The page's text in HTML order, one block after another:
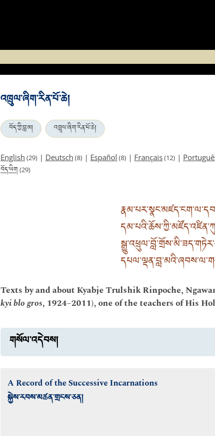
འཁྲུལ་ཞིག་རིན་པོ་ཆེ།
བོད་ཀྱི་བླ་མ། འཁྲུལ་ཞིག་རིན་པོ་ཆེ།
English (29) | Deutsch (8) | Español (8) | Français(12) |
བོད་ཡིག (29)
Texts by and about Kyabje Trulshik Rinpoche,
kyi blo gros, 1924–2011), one of the teachers of His
གསོལ་འདེབས།
A Record of the Successive Incarnations
སྐྱེས་རབས་མཚན་གྲངས་ཅན།